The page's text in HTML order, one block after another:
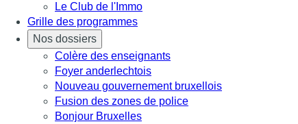
Le Club de l'Immo
Grille des programmes
Nos dossiers
Colère des enseignants
Foyer anderlechtois
Nouveau gouvernement bruxellois
Fusion des zones de police
Bonjour Bruxelles